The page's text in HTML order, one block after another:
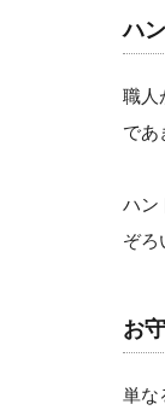
ハ
職人
であ
ハン
ぞろ
お
単な